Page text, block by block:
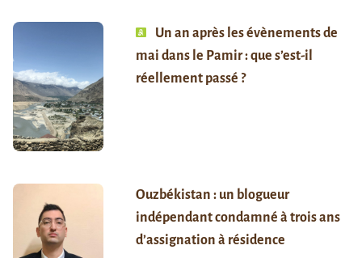
Un an après les évènements de
mai dans le Pamir : que s’est-il
réellement passé ?
Ouzbékistan : un blogueur
indépendant condamné à trois ans
d’assignation à résidence